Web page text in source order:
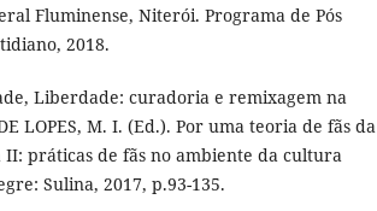
Fluminense, Niterói. Programa de Pós
2018.
Liberdade: curadoria e remixagem na
LOPES, M. I. (Ed.). Por uma teoria de fãs da
práticas de fãs no ambiente da cultura
Sulina, 2017, p.93-135.